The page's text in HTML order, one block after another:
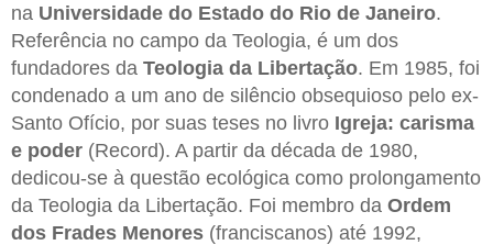
na Universidade do Estado do Rio de Janeiro.
Referência no campo da Teologia, é um dos
fundadores da Teologia da Libertação. Em 1985, foi
condenado a um ano de silêncio obsequioso pelo ex-
Santo Ofício, por suas teses no livro Igreja: carisma
e poder (Record). A partir da década de 1980,
dedicou-se à questão ecológica como prolongamento
da Teologia da Libertação. Foi membro da Ordem
dos Frades Menores (franciscanos) até 1992,